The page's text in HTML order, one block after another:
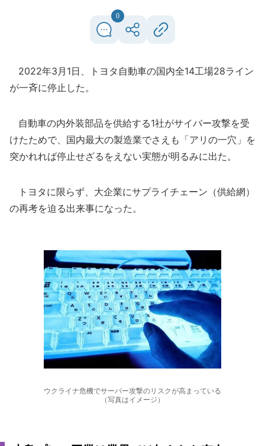
0
2022年3月1日、トヨタ自動車の国内全14工場28ライン
が一斉に停止した。
自動車の内外装部品を供給する1社がサイバー攻撃を受
けたためで、国内最大の製造業でさえも「アリの一穴」を
突かれれば停止せざるをえない実態が明るみに出た。
トヨタに限らず、大企業にサプライチェーン（供給網）
の再考を迫る出来事になった。
ウクライナ危機でサーバー攻撃のリスクが高まっている
（写真はイメージ）